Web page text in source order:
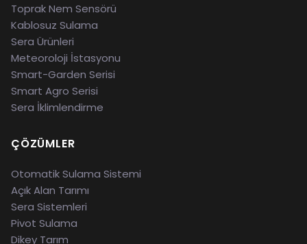
Toprak Nem Sensörü
Kablosuz Sulama
Sera Ürünleri
Meteoroloji İstasyonu
Smart-Garden Serisi
Smart Agro Serisi
Sera İklimlendirme
ÇÖZÜMLER
Otomatik Sulama Sistemi
Açık Alan Tarımı
Sera Sistemleri
Pivot Sulama
Dikey Tarım